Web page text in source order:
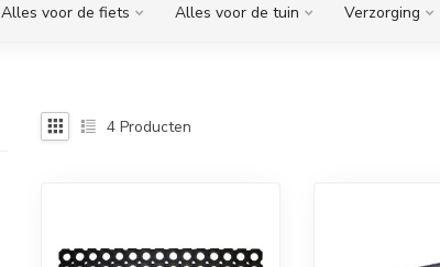
Alles voor de fiets Alles voor de tuin Verzorging
4 Producten